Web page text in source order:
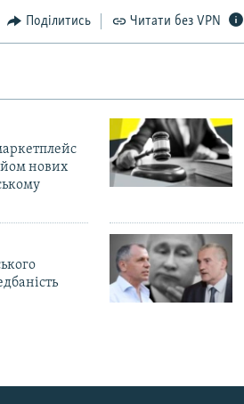
Поділитись Читати без VPN
нових